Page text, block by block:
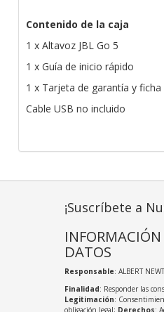
Contenido de la caja
1 x Altavoz JBL Go 5
1 x Guía de inicio rápido
1 x Tarjeta de garantía y ficha
Cable USB no incluido
¡Suscríbete a
DATOS
Responsable: ALBERT
Finalidad: Responder las
Legitimación: